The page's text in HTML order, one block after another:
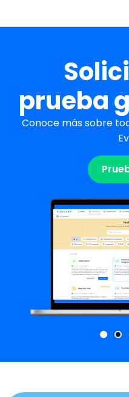
prueba
Conoce más sobre